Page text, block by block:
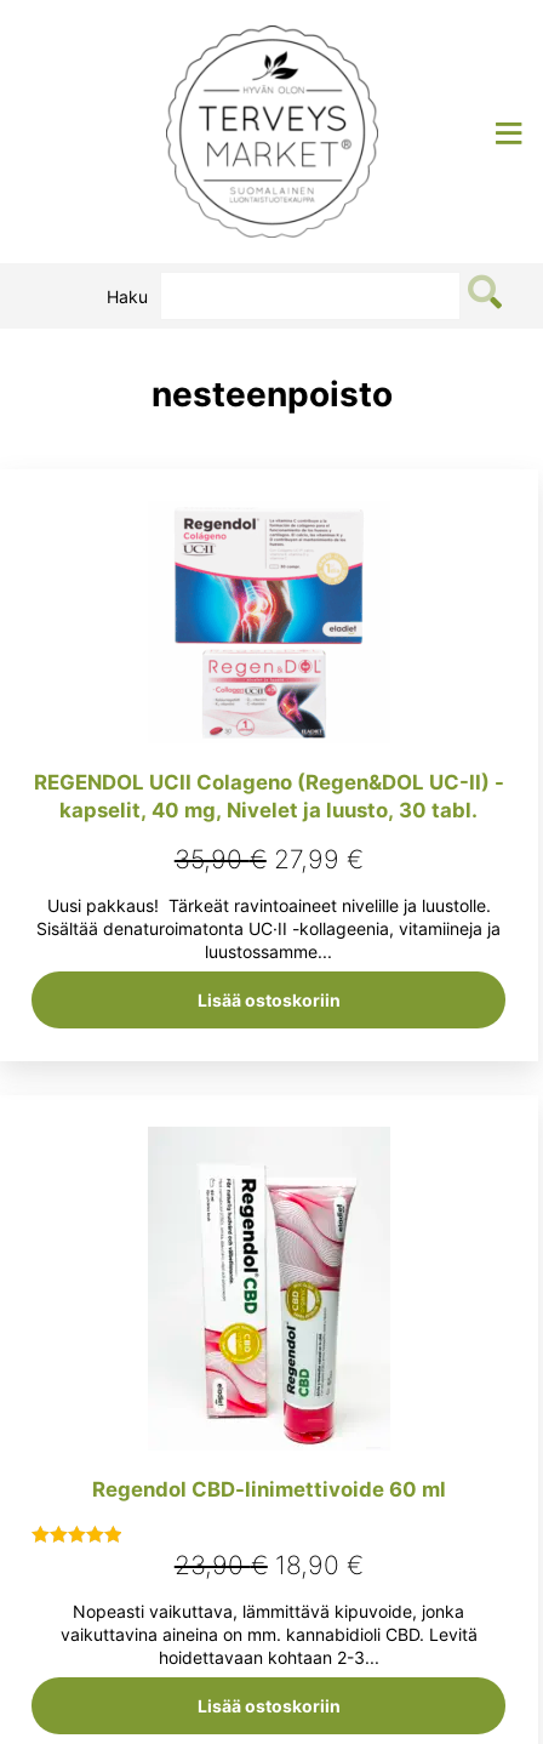
Terveysmarket
Haku
nesteenpoisto
REGENDOL UCII Colageno (Regen&DOL UC-II) -
kapselit, 40 mg, Nivelet ja luusto, 30 tabl.
35,90€ Alkuperäinen
hinta
oli:
35,90 €.
27,99 €Nykyinen
hinta
on:
27,99 €.
Uusi pakkaus! Tärkeät ravintoaineet nivelille ja luustolle.
Sisältää denaturoimatonta UC·II -kollageenia, vitamiineja ja
luustossamme...
Lisää ostoskoriin
Regendol CBD-linimettivoide 60 ml
5.00/ 5
23,90€ Alkuperäinen
hinta
oli:
23,90 €.
18,90 €Nykyinen
hinta
on:
18,90 €.
Nopeasti vaikuttava, lämmittävä kipuvoide, jonka
vaikuttavina aineina on mm. kannabidioli CBD. Levitä
hoidettavaan kohtaan 2-3...
Lisää ostoskoriin